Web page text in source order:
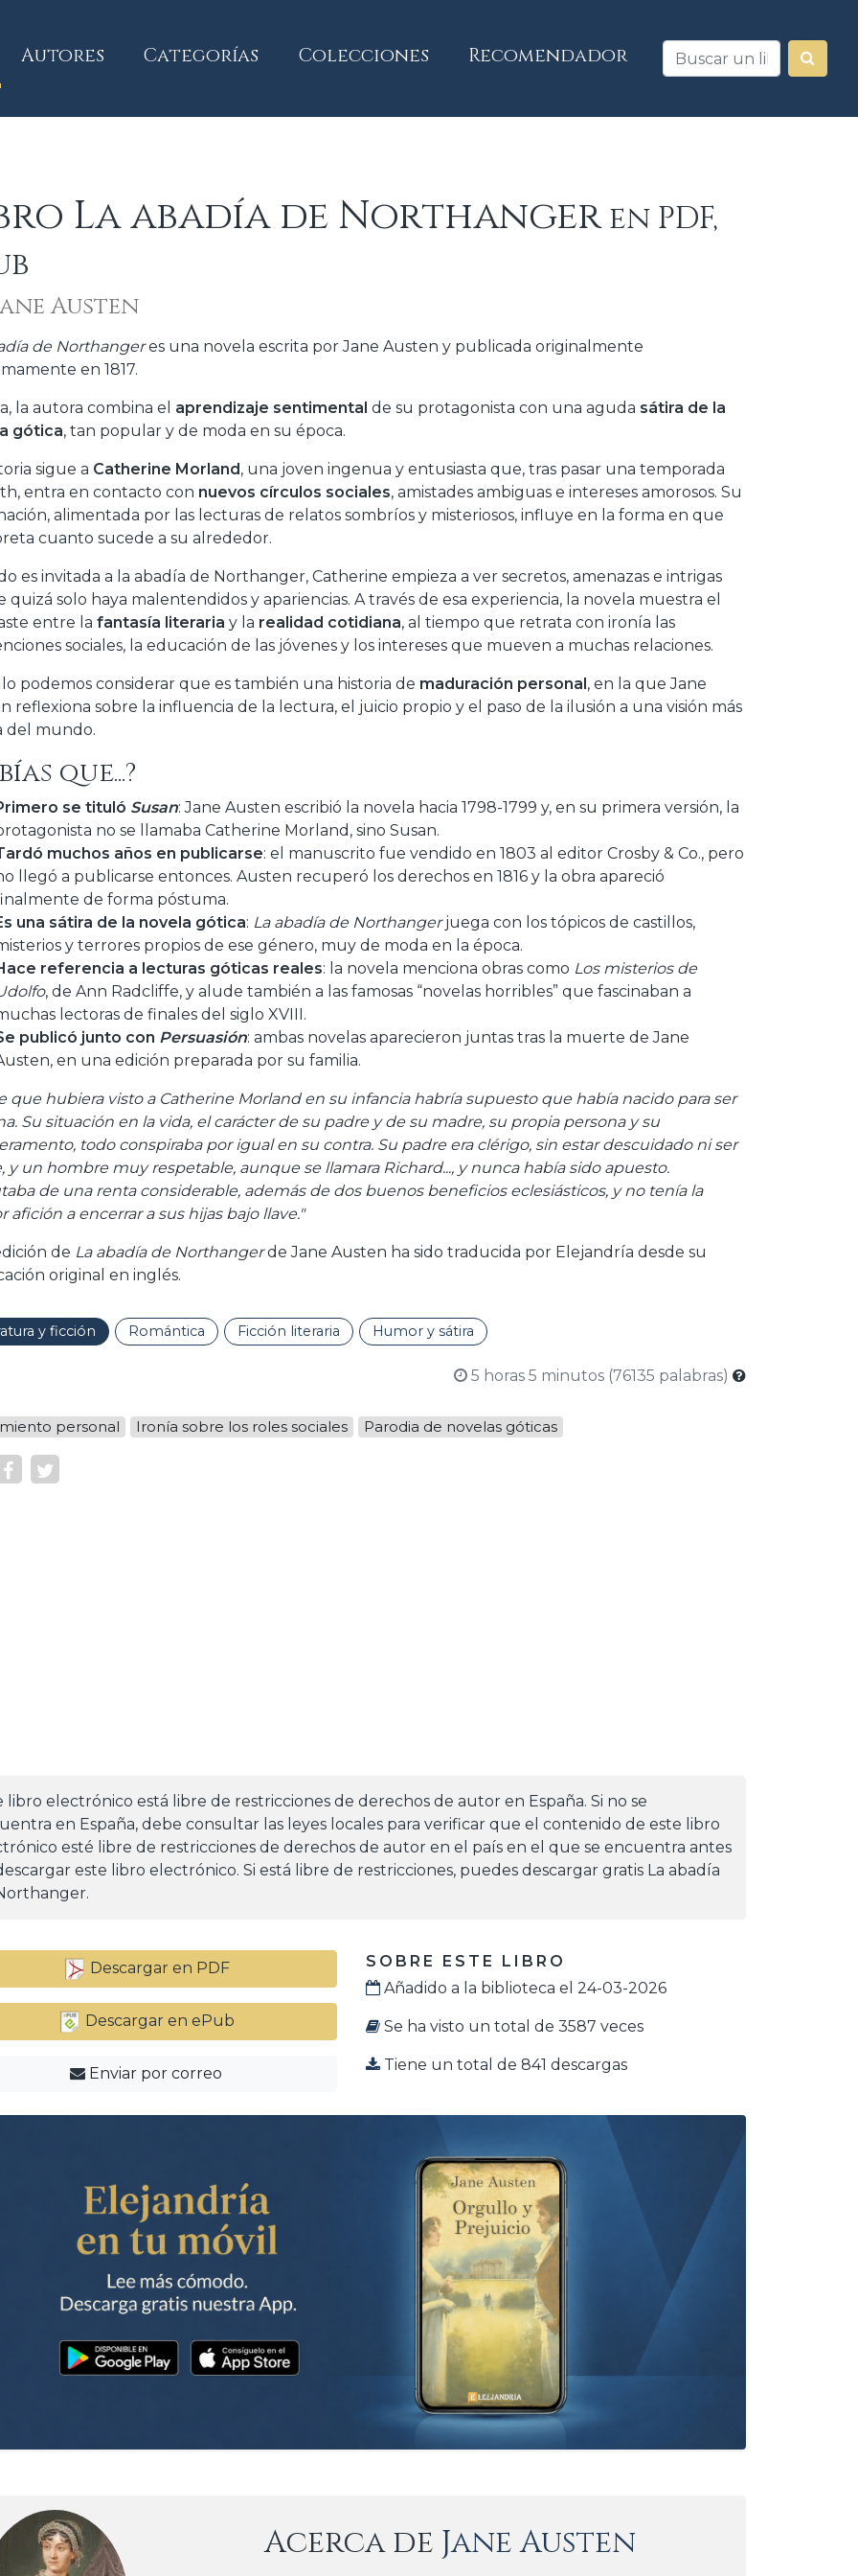
Autores Categorías Colecciones Recomendador
La abadía de Northangeren PDF,
Austen
de Northangeres una novela escrita por Jane Austen y publicada originalmente
en 1817.
la autora combina el aprendizaje sentimental de su protagonista con una aguda sátira de la
gótica, tan popular y de moda en su época.
sigue a Catherine Morland, una joven ingenua y entusiasta que, tras pasar una temporada
entra en contacto con nuevos círculos sociales, amistades ambiguas e intereses amorosos. Su
alimentada por las lecturas de relatos sombríos y misteriosos, influye en la forma en que
cuanto sucede a su alrededor.
es invitada a la abadía de Northanger, Catherine empieza a ver secretos, amenazas e intrigas
quizá solo haya malentendidos y apariencias. A través de esa experiencia, la novela muestra el
entre la fantasía literaria y la realidad cotidiana, al tiempo que retrata con ironía las
sociales, la educación de las jóvenes y los intereses que mueven a muchas relaciones.
podemos considerar que es también una historia de maduración personal, en la que Jane
reflexiona sobre la influencia de la lectura, el juicio propio y el paso de la ilusión a una visión más
del mundo.
que...?
se tituló Susan: Jane Austen escribió la novela hacia 1798-1799 y, en su primera versión, la
no se llamaba Catherine Morland, sino Susan.
muchos años en publicarse: el manuscrito fue vendido en 1803 al editor Crosby & Co., pero
llegó a publicarse entonces. Austen recuperó los derechos en 1816 y la obra apareció
de forma póstuma.
una sátira de la novela gótica: La abadía de Northangerjuega con los tópicos de castillos,
y terrores propios de ese género, muy de moda en la época.
referencia a lecturas góticas reales: la novela menciona obras como Los misterios de
, de Ann Radcliffe, y alude también a las famosas “novelas horribles” que fascinaban a
lectoras de finales del siglo XVIII.
publicó junto con Persuasión: ambas novelas aparecieron juntas tras la muerte de Jane
en una edición preparada por su familia.
que hubiera visto a Catherine Morland en su infancia habría supuesto que había nacido para ser
Su situación en la vida, el carácter de su padre y de su madre, su propia persona y su
todo conspiraba por igual en su contra. Su padre era clérigo, sin estar descuidado ni ser
y un hombre muy respetable, aunque se llamara Richard..., y nunca había sido apuesto.
de una renta considerable, además de dos buenos beneficios eclesiásticos, y no tenía la
afición a encerrar a sus hijas bajo llave."
de La abadía de Northangerde Jane Austen ha sido traducida por Elejandría desde su
original en inglés.
y ficción Romántica Ficción literaria Humor y sátira
5 horas 5 minutos (76135 palabras)
personal Ironía sobre los roles sociales Parodia de novelas góticas
libro electrónico está libre de restricciones de derechos de autor en España. Si no se
en España, debe consultar las leyes locales para verificar que el contenido de este libro
esté libre de restricciones de derechos de autor en el país en el que se encuentra antes
este libro electrónico. Si está libre de restricciones, puedes descargar gratis La abadía
Descargar en PDF
Descargar en ePub
Enviar por correo
SOBRE ESTE LIBRO
Añadido a la biblioteca el 24-03-2026
Se ha visto un total de 3587 veces
Tiene un total de 841 descargas
Acerca de Jane Austen